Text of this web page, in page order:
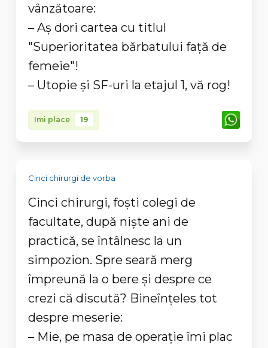
vânzătoare:
– Aș dori cartea cu titlul
"Superioritatea bărbatului față de
femeie"!
– Utopie și SF-uri la etajul 1, vă rog!
Imi place 19
Cinci chirurgi de vorba
Cinci chirurgi, foşti colegi de
facultate, după nişte ani de
practică, se întâlnesc la un
simpozion. Spre seară merg
împreună la o bere şi despre ce
crezi că discută? Bineînţeles tot
despre meserie:
– Mie, pe masa de operaţie îmi plac